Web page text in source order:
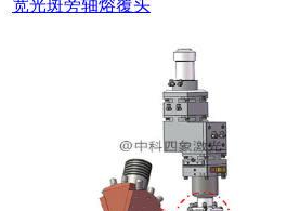
宽光斑旁轴熔覆头